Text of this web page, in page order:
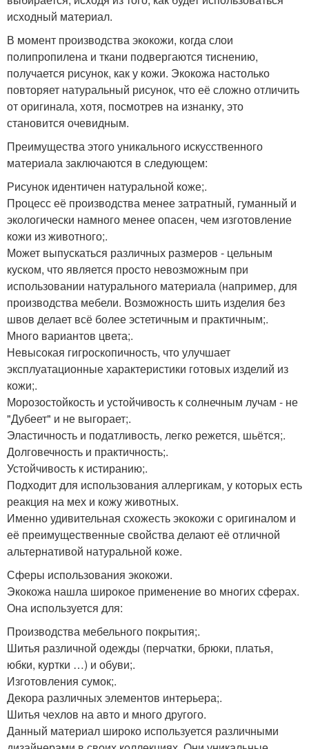
исходный материал.
В момент производства экокожи, когда слои
полипропилена и ткани подвергаются тиснению,
получается рисунок, как у кожи. Экокожа настолько
повторяет натуральный рисунок, что её сложно отличить
от оригинала, хотя, посмотрев на изнанку, это
становится очевидным.
Преимущества этого уникального искусственного
материала заключаются в следующем:
Рисунок идентичен натуральной коже;.
Процесс её производства менее затратный, гуманный и
экологически намного менее опасен, чем изготовление
кожи из животного;.
Может выпускаться различных размеров - цельным
куском, что является просто невозможным при
использовании натурального материала (например, для
производства мебели. Возможность шить изделия без
швов делает всё более эстетичным и практичным;.
Много вариантов цвета;.
Невысокая гигроскопичность, что улучшает
эксплуатационные характеристики готовых изделий из
кожи;.
Морозостойкость и устойчивость к солнечным лучам - не
"Дубеет" и не выгорает;.
Эластичность и податливость, легко режется, шьётся;.
Долговечность и практичность;.
Устойчивость к истиранию;.
Подходит для использования аллергикам, у которых есть
реакция на мех и кожу животных.
Именно удивительная схожесть экокожи с оригиналом и
её преимущественные свойства делают её отличной
альтернативой натуральной коже.
Сферы использования экокожи.
Экокожа нашла широкое применение во многих сферах.
Она используется для:
Производства мебельного покрытия;.
Шитья различной одежды (перчатки, брюки, платья,
юбки, куртки …) и обуви;.
Изготовления сумок;.
Декора различных элементов интерьера;.
Шитья чехлов на авто и много другого.
Данный материал широко используется различными